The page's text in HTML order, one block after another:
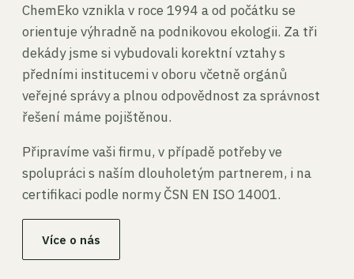
ChemEko vznikla v roce 1994 a od počátku se
orientuje výhradně na podnikovou ekologii. Za tři
dekády jsme si vybudovali korektní vztahy s
předními institucemi v oboru včetně orgánů
veřejné správy a plnou odpovědnost za správnost
řešení máme pojištěnou.
Připravíme vaši firmu, v případě potřeby ve
spolupráci s naším dlouholetým partnerem, i na
certifikaci podle normy ČSN EN ISO 14001.
Více o nás